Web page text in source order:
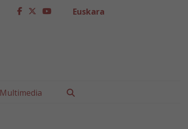
facebook
twitter
youtube
Euskara
Multimedia